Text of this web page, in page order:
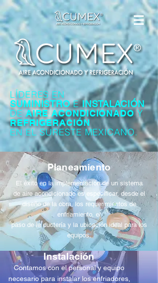
LÍDERES EN
SUMINISTROEINSTALACIÓN
DE AIRE ACONDICIONADO Y
REFRIGERACIÓN
EN EL SURESTE MEXICANO.
Planeamiento
El éxito en la implementación de un sistema
de aire acondicionado es especiﬁcar, desde el
diseño de la obra, los requerimientos de
enfriamiento, el
paso de la ductería y la ubicación ideal para los
equipos.
Instalación
Contamos con el personal y equipo
necesario para instalar los enfriadores,